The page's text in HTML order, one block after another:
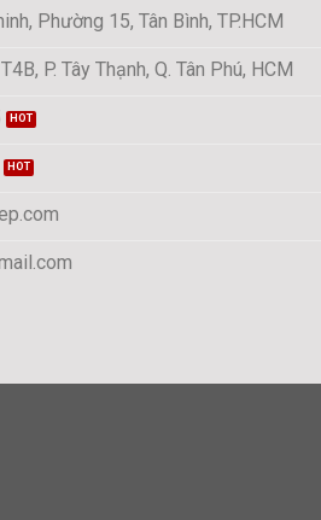
Phường 15, Tân Bình, TP.HCM
P. Tây Thạnh, Q. Tân Phú, HCM